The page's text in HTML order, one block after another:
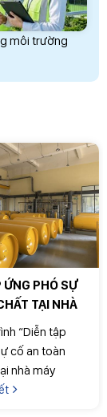
môi trường
ỨNG PHÓ SỰ
TẠI NHÀ
MẶT SÔNG
ĐỘNG –
SÀNG
“Diễn tập
cố an toàn
nhà máy
Hồng” đã